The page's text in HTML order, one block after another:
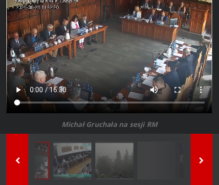
Michał Gruchała na sesji RM